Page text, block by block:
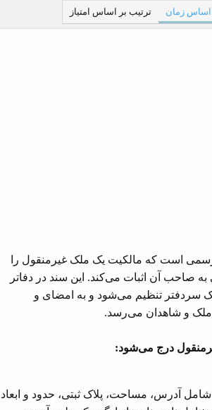
اساس زمان ترتیب بر اساس امتیاز
است که مالکیت یک ملک غیرمنقول را
صاحب آن اثبات می‌کند. این سند در دفاتر
سردفتر تنظیم می‌شود و به امضای و
و شاهدان می‌رسد.
درج می‌شود:
شامل آدرس، مساحت، پلاک ثبتی، حدود و ابعاد